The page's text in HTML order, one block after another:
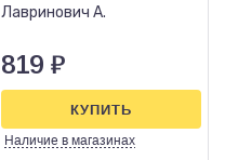
Лавринович А.
819 ₽
Наличие в магазинах
КУПИТЬ